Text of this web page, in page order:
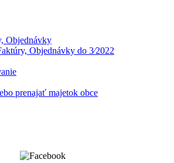
Objednávky
Objednávky do 3⁄2022
prenajať majetok obce